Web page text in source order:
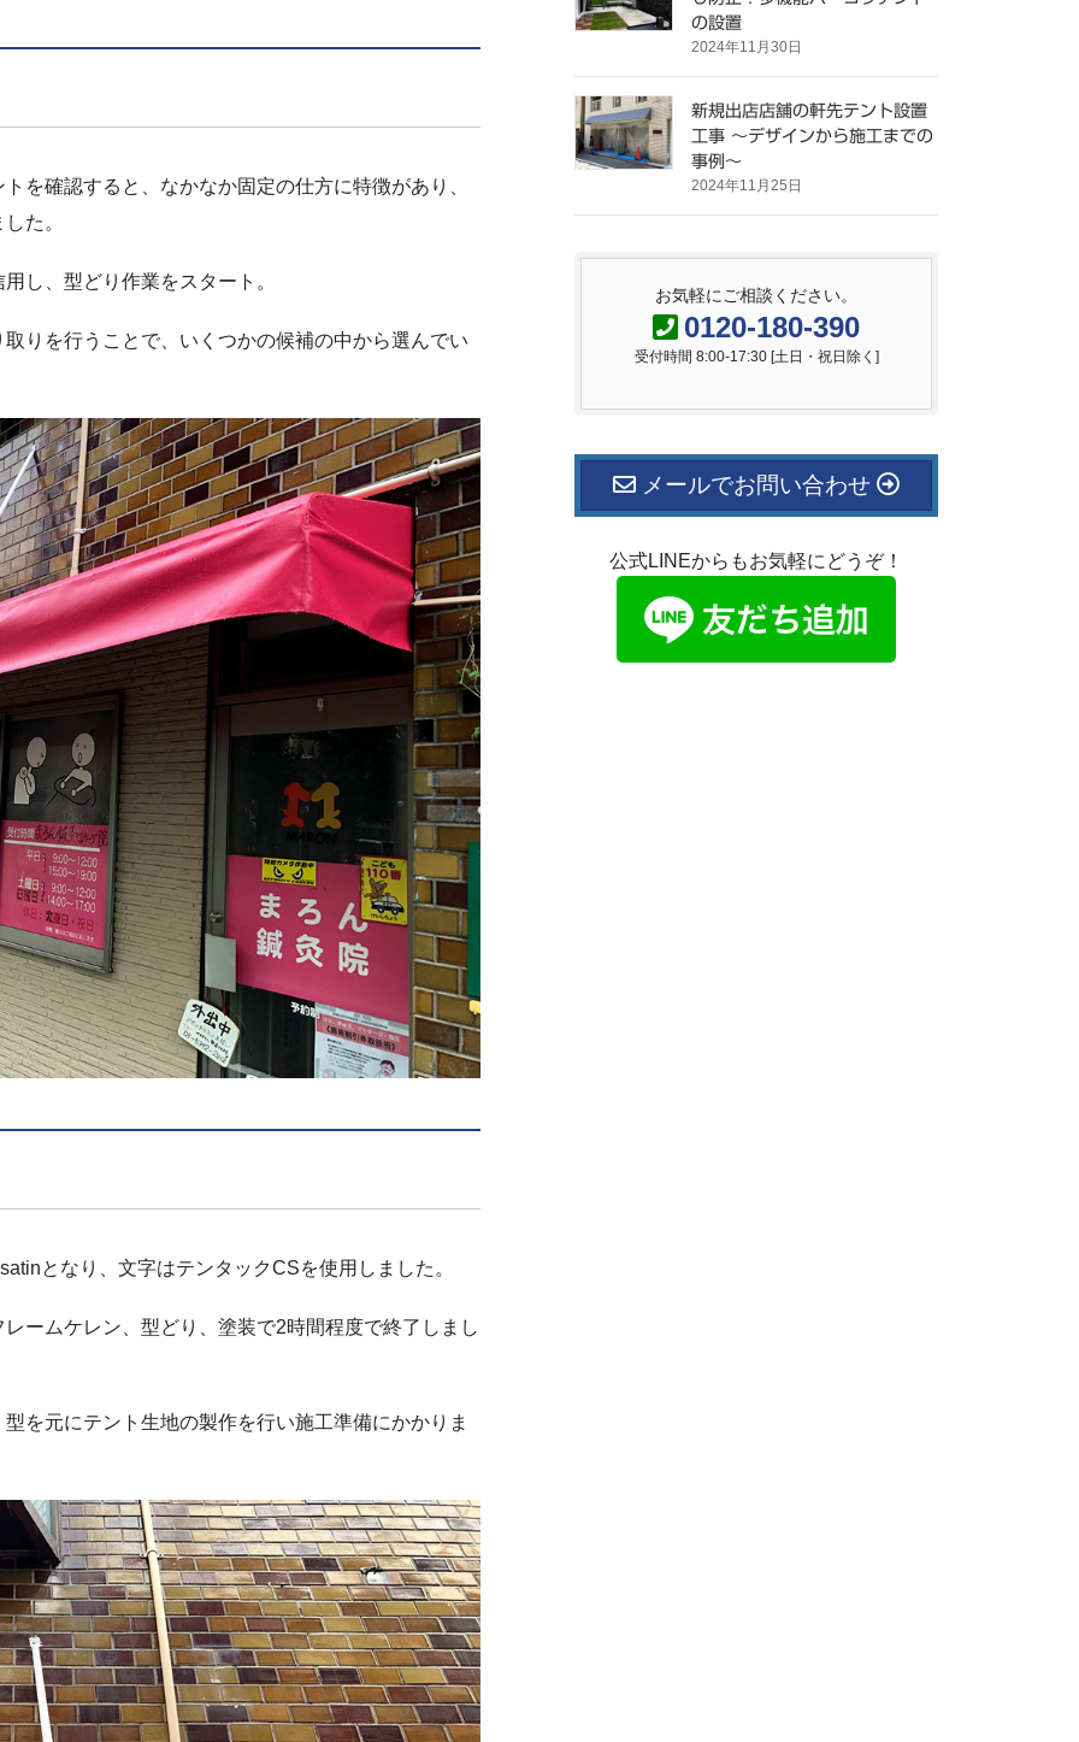
を確認すると、なかなか固定の仕方に特徴があり、
た。
し、型どり作業をスタート。
りを行うことで、いくつかの候補の中から選んでい
となり、文字はテンタックCSを使用しました。
ームケレン、型どり、塗装で2時間程度で終了しまし
を元にテント生地の製作を行い施工準備にかかりま
の設置
2024年11月30日
新規出店店舗の軒先テント設置
工事 ～デザインから施工までの
事例～
2024年11月25日
お気軽にご相談ください。
0120-180-390
受付時間 8:00-17:30 [土日・祝日除く]
メールでお問い合わせ
公式LINEからもお気軽にどうぞ！